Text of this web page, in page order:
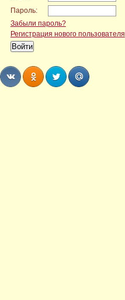
Пароль:
Забыли пароль?
Регистрация нового пользователя